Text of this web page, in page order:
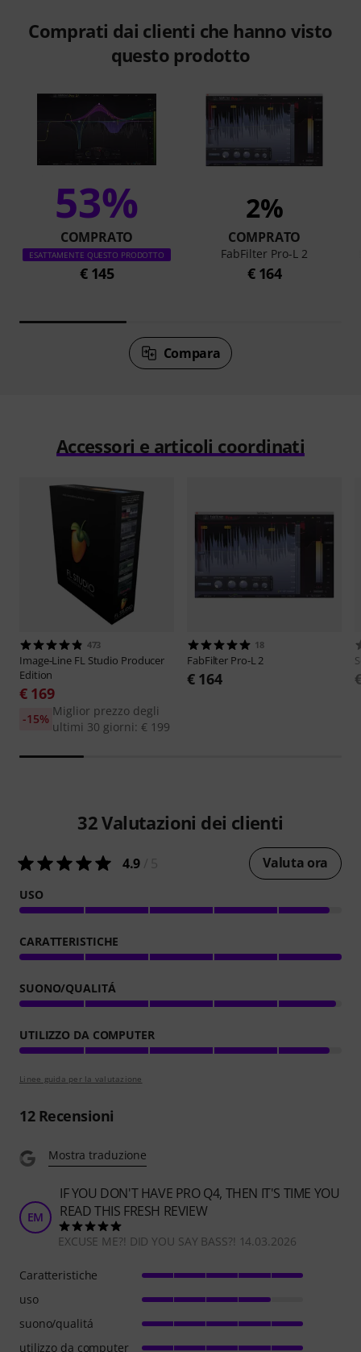
Comprati dai clienti che hanno visto
questo prodotto
53%
COMPRATO
ESATTAMENTE QUESTO PRODOTTO
€ 145
2%
COMPRATO
FabFilter Pro-L 2
€ 164
Compara
Accessori e articoli coordinati
473
Image-Line FL Studio Producer
Edition
€ 169
Miglior prezzo degli
ultimi 30 giorni: € 199
-15%
18
FabFilter Pro-L 2
€ 164
32Valutazioni dei clienti
4.9 Valuta ora
USO
CARATTERISTICHE
SUONO/QUALITÁ
UTILIZZO DA COMPUTER
Linee guida per la valutazione
12Recensioni
Mostra traduzione
EM
IF YOU DON'T HAVE PRO Q4, THEN IT'S TIME YOU
READ THIS FRESH REVIEW
EXCUSE ME?! DID YOU SAY BASS?! 14.03.2026
Caratteristiche
uso
suono/qualitá
utilizzo da computer